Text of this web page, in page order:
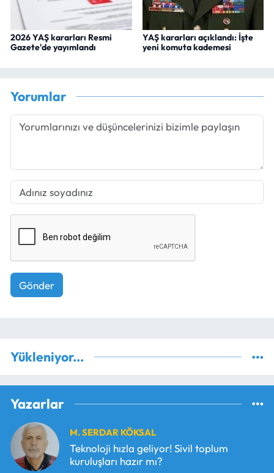
2026 YAŞ kararları Resmi
Gazete'de yayımlandı
YAŞ kararları açıklandı: İşte
yeni komuta kademesi
Yorumlar
Gönder
Yükleniyor...
Yazarlar
M. SERDAR KÖKSAL
Teknoloji hızla geliyor! Sivil toplum
kuruluşları hazır mı?